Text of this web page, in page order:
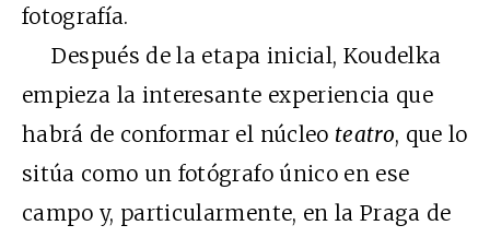
fotografía.
Después de la etapa inicial, Koudelka
empieza la interesante experiencia que
habrá de conformar el núcleo teatro, que lo
sitúa como un fotógrafo único en ese
campo y, particularmente, en la Praga de